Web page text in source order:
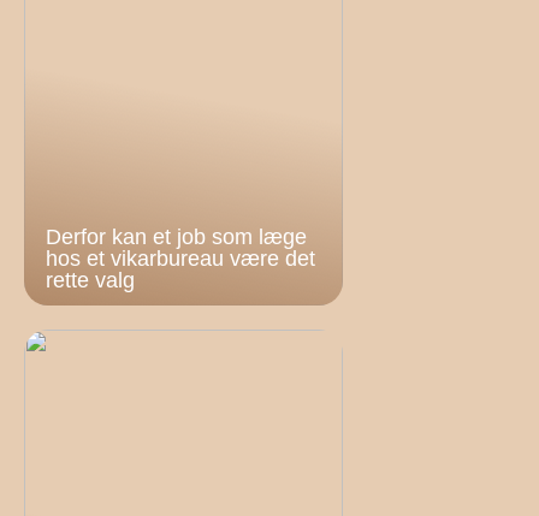
Derfor kan et job som læge
hos et vikarbureau være det
rette valg